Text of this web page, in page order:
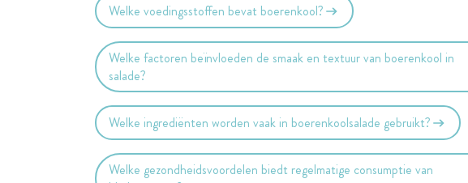
Welke voedingsstoffen bevat boerenkool?
Welke factoren beïnvloeden de smaak en textuur van boerenkool in
salade?
Welke ingrediënten worden vaak in boerenkoolsalade gebruikt?
Welke gezondheidsvoordelen biedt regelmatige consumptie van